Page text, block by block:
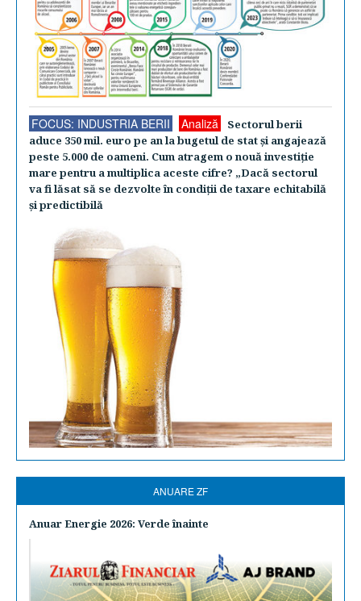
FOCUS: INDUSTRIA BERII Analiză
Sectorul berii
aduce 350 mil. euro pe an la bugetul de stat şi angajează
peste 5.000 de oameni. Cum atragem o nouă investiţie
mare pentru a multiplica aceste cifre? „Dacă sectorul
va fi lăsat să se dezvolte în condiţii de taxare echitabilă
şi predictibilă
ANUARE ZF
Anuar Energie 2026: Verde înainte